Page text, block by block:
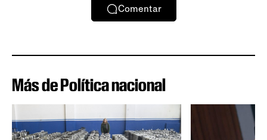
Comentar
Más de Política nacional